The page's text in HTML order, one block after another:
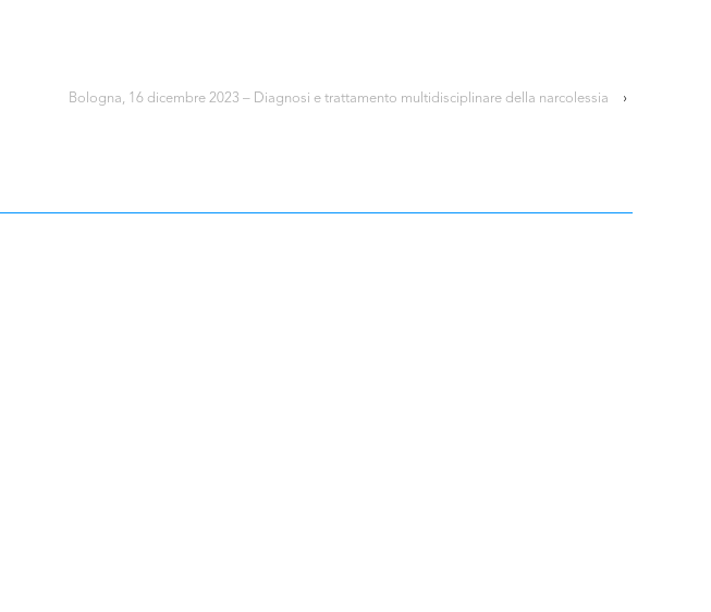
Bologna, 16 dicembre 2023 – Diagnosi e trattamento multidisciplinare della narcolessia ›